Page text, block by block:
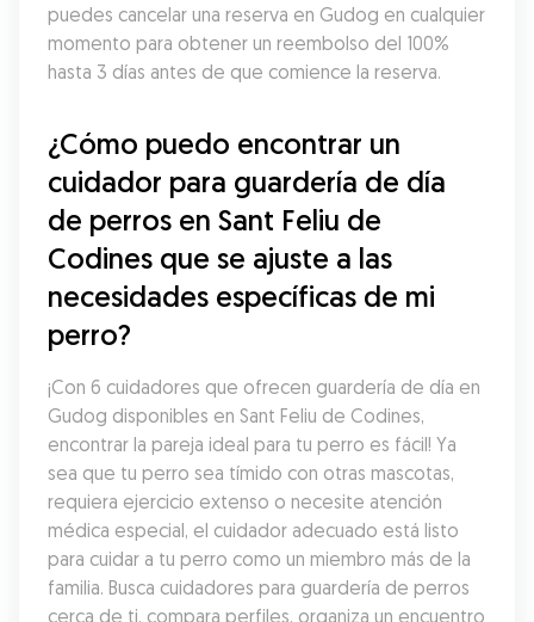
puedes cancelar una reserva en Gudog en cualquier
momento para obtener un reembolso del 100%
hasta 3 días antes de que comience la reserva.
¿Cómo puedo encontrar un
cuidador para guardería de día
de perros en Sant Feliu de
Codines que se ajuste a las
necesidades específicas de mi
perro?
¡Con 6 cuidadores que ofrecen guardería de día en
Gudog disponibles en Sant Feliu de Codines,
encontrar la pareja ideal para tu perro es fácil! Ya
sea que tu perro sea tímido con otras mascotas,
requiera ejercicio extenso o necesite atención
médica especial, el cuidador adecuado está listo
para cuidar a tu perro como un miembro más de la
familia. Busca cuidadores para guardería de perros
cerca de ti, compara perfiles, organiza un encuentro